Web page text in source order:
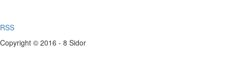
RSS
Copyright © 2016 - 8 Sidor